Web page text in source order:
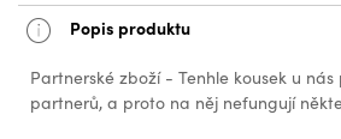
Popis produktu
Partnerské zboží - Tenhle kousek u
partnerů, a proto na něj nefungují